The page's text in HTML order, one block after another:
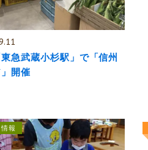
急武蔵小杉駅」で「信州
開催
報